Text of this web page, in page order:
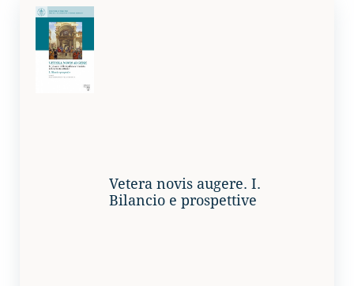
Vetera novis augere. I.
Bilancio e prospettive